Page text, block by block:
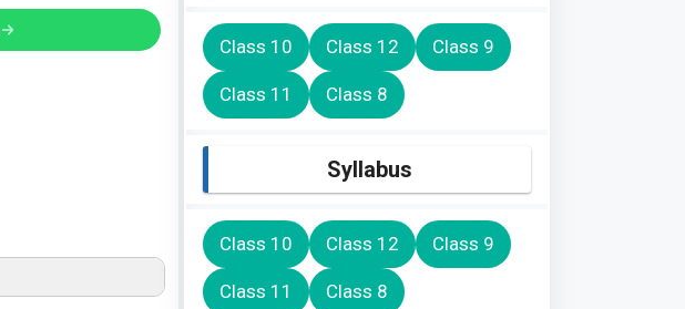
Class 10 Class 12 Class 9
Class 11 Class 8
Syllabus
Class 10 Class 12 Class 9
Class 11 Class 8